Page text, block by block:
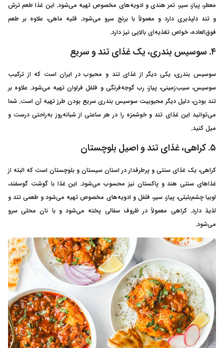
معطر، پیاز، سیر، تمر هندی و ادویه‌های مخصوص تهیه می‌شود. این غذا طعم ترش
و تند دلپذیری دارد و معمولاً با برنج سرو می‌شود. قلیه ماهی، علاوه بر طعم
فوق‌العاده، خواص تغذیه‌ای بالایی نیز دارد.
۴. سوسیس بندری، یک غذای تند و سریع
سوسیس بندری، یکی دیگر از غذای تند و محبوب در ایران است که از ترکیب
سوسیس، سیب‌زمینی، پیاز، رب گوجه‌فرنگی و فلفل فراوان تهیه می‌شود. علاوه بر
تند بودن، دلیل دیگر محبوبیت سوسیس بندری سریع‌ بودن طرز تهیه آن است. شما
می‌توانید این غذای تند و خوشمزه را در هر ساعتی از شبانه‌روز به‌راحتی درست و
میل کنید.
۵. کراهی، غذای تند و اصیل بلوچستان
کراهی، یک غذای سنتی و پرطرفدار در استان سیستان و بلوچستان است که البته از
غذاهای سنتی هند و پاکستان نیز محسوب می‌شود. این غذا با گوشت گوسفند،
لوبیا چشم‌بلبلی، پیاز، سیر، فلفل و ادویه‌های مخصوص تهیه می‌شود و طعمی تند و
لذیذ دارد. کراهی معمولاً در ظروف سفالی پخته می‌شود و با نان محلی سرو
می‌شود.